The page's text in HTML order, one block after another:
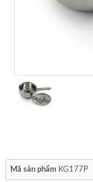
Mã sản phẩm KG177P